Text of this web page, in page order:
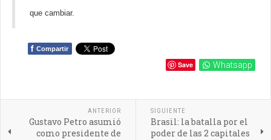
que cambiar.
f Compartir
Save Whatsapp
ANTERIOR
Gustavo Petro asumió
como presidente de
SIGUIENTE
Brasil: la batalla por el
poder de las 2 capitales